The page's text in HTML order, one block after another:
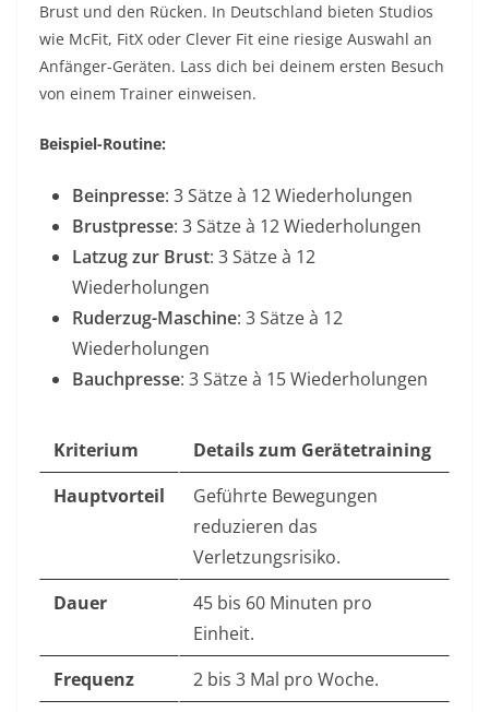
Brust und den Rücken. In Deutschland bieten Studios
wie McFit, FitX oder Clever Fit eine riesige Auswahl an
Anfänger-Geräten. Lass dich bei deinem ersten Besuch
von einem Trainer einweisen.
Beispiel-Routine:
Beinpresse: 3 Sätze à 12 Wiederholungen
Brustpresse: 3 Sätze à 12 Wiederholungen
Latzug zur Brust: 3 Sätze à 12
Wiederholungen
Ruderzug-Maschine: 3 Sätze à 12
Wiederholungen
Bauchpresse: 3 Sätze à 15 Wiederholungen
Kriterium
Details zum Gerätetraining
Hauptvorteil
Geführte Bewegungen
reduzieren das
Verletzungsrisiko.
Dauer
45 bis 60 Minuten pro
Einheit.
Frequenz
2 bis 3 Mal pro Woche.